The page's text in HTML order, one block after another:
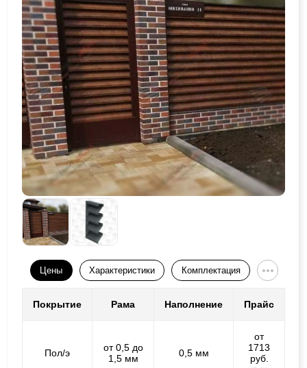
Цены Характеристики Комплектация
Покрытие Рама Наполнение Прайс
Пол/э
от 0,5 до
1,5 мм
0,5 мм
от
1713
руб.